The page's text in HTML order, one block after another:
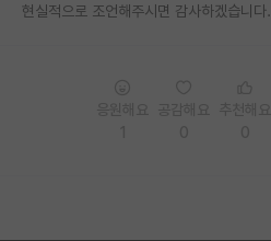
학부 인턴 게시판
현실적으로 조언해주시면 감사하겠습니다.